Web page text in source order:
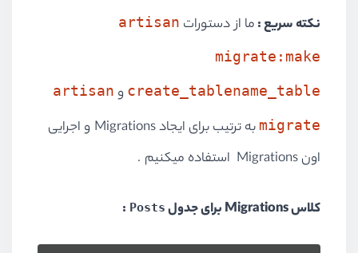
نکته سریع :ما از دستورات artisan
migrate:make
create_tablename_table و artisan
migrate
به ترتیب برای ایجاد Migrations و اجرایی
اون Migrations استفاده میکنیم .
کلاس Migrations برای جدول Posts
: